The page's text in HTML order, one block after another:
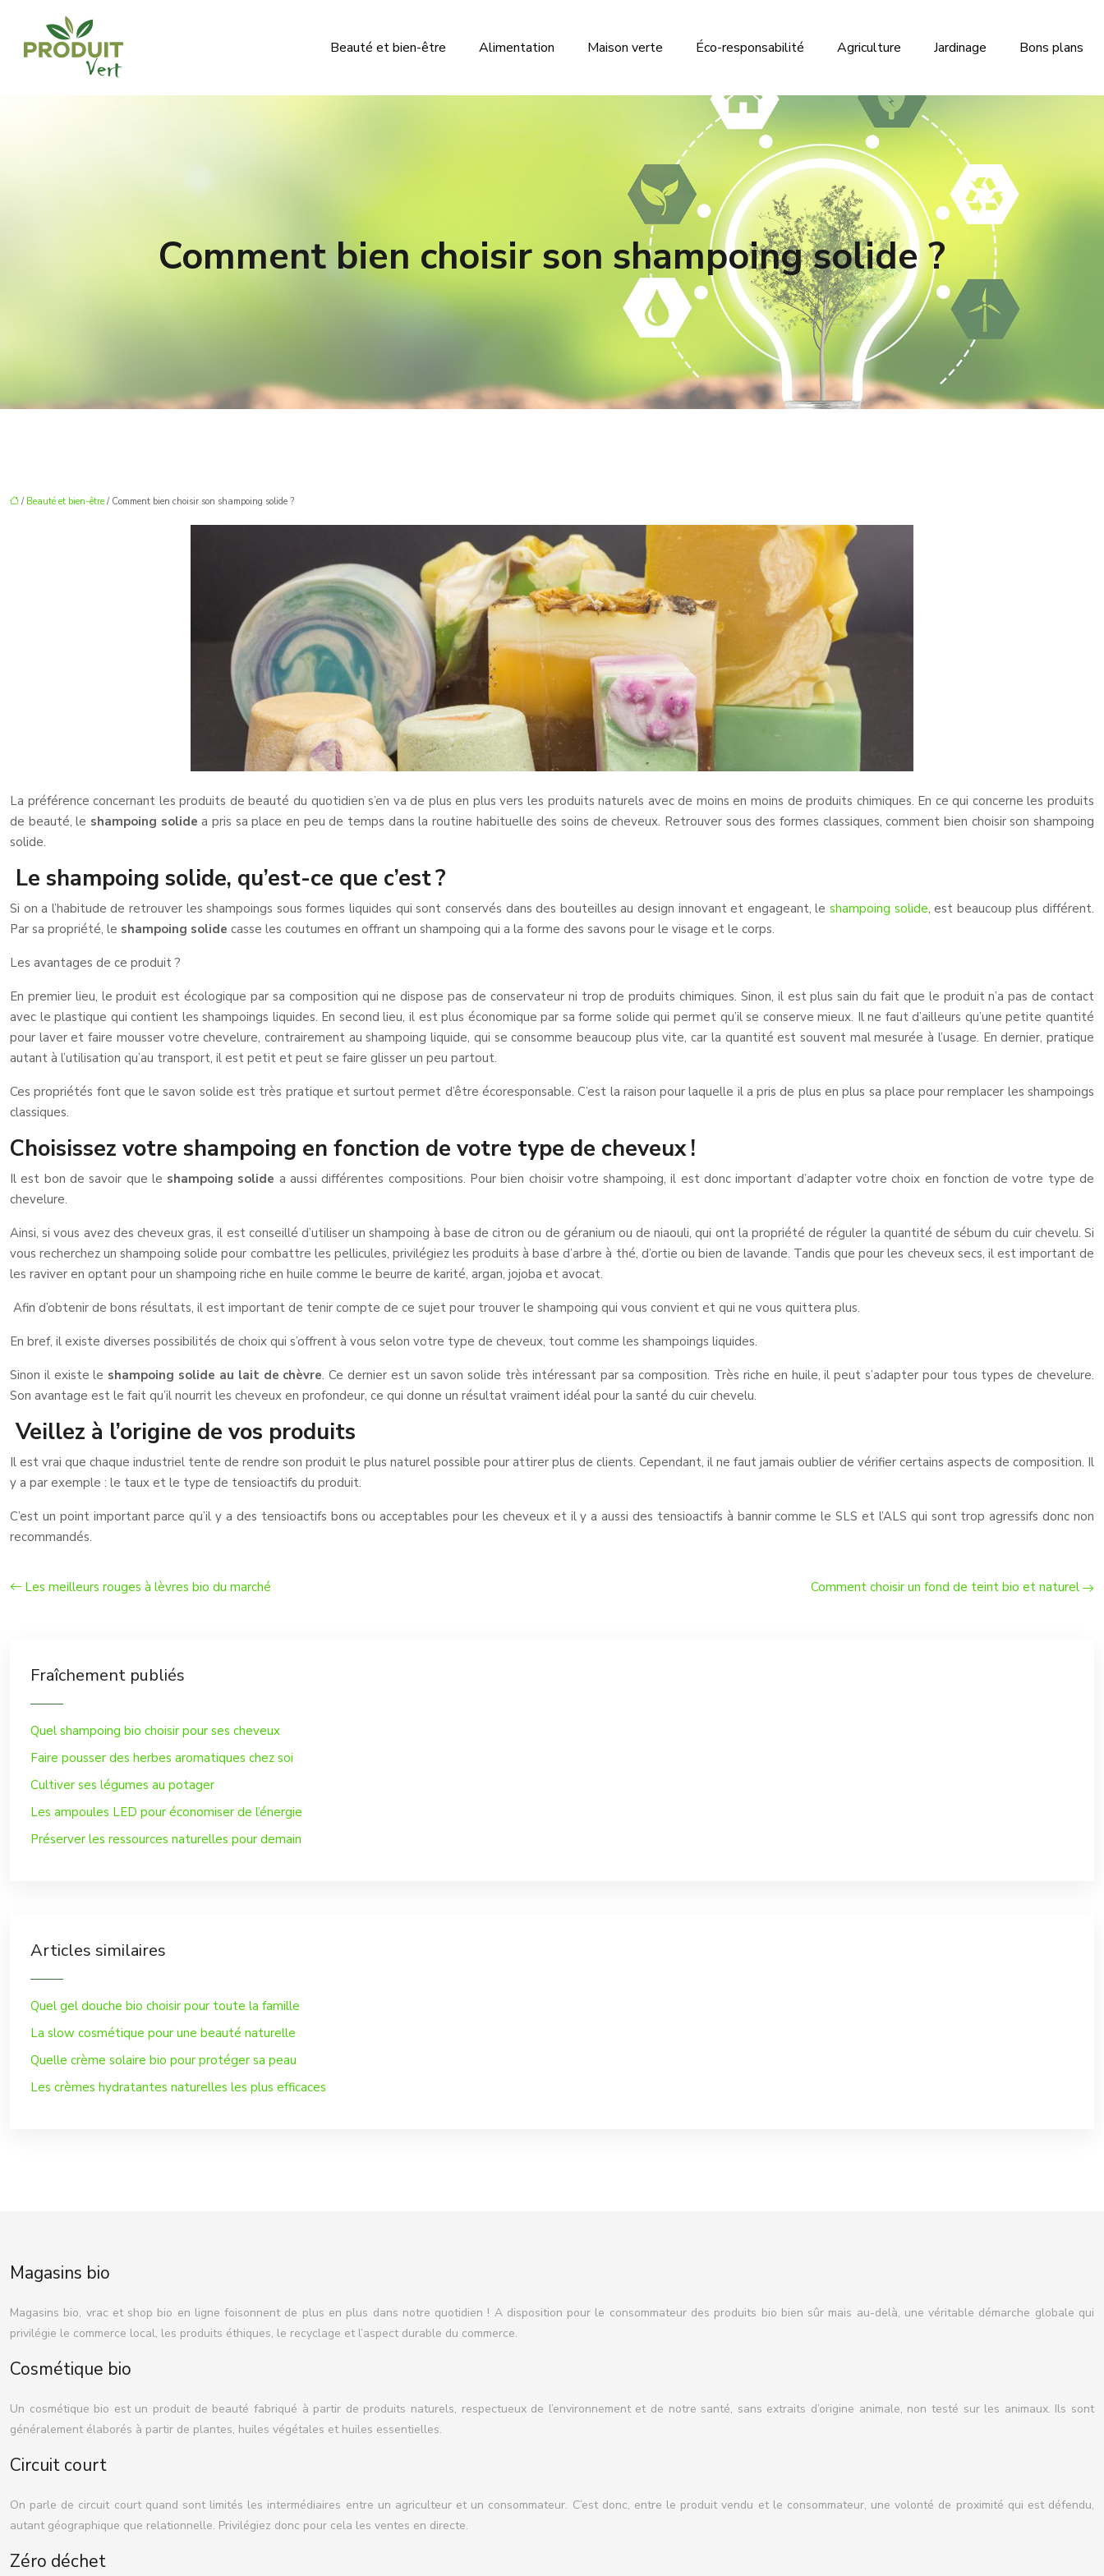
Beauté et bien-être Alimentation Maison verte Éco-responsabilité Agriculture Jardinage Bons plans
Comment bien choisir son shampoing solide ?
/ Beauté et bien-être / Comment bien choisir son shampoing solide ?
La préférence concernant les produits de beauté du quotidien s’en va de plus en plus vers les produits naturels avec de moins en moins de produits chimiques. En ce qui concerne les produits
de beauté, le shampoing solide a pris sa place en peu de temps dans la routine habituelle des soins de cheveux. Retrouver sous des formes classiques, comment bien choisir son shampoing
solide.
Le shampoing solide, qu’est-ce que c’est ?
Si on a l’habitude de retrouver les shampoings sous formes liquides qui sont conservés dans des bouteilles au design innovant et engageant, le shampoing solide, est beaucoup plus différent.
Par sa propriété, le shampoing solide casse les coutumes en offrant un shampoing qui a la forme des savons pour le visage et le corps.
Les avantages de ce produit ?
En premier lieu, le produit est écologique par sa composition qui ne dispose pas de conservateur ni trop de produits chimiques. Sinon, il est plus sain du fait que le produit n’a pas de contact
avec le plastique qui contient les shampoings liquides. En second lieu, il est plus économique par sa forme solide qui permet qu’il se conserve mieux. Il ne faut d’ailleurs qu’une petite quantité
pour laver et faire mousser votre chevelure, contrairement au shampoing liquide, qui se consomme beaucoup plus vite, car la quantité est souvent mal mesurée à l’usage. En dernier, pratique
autant à l’utilisation qu’au transport, il est petit et peut se faire glisser un peu partout.
Ces propriétés font que le savon solide est très pratique et surtout permet d’être écoresponsable. C’est la raison pour laquelle il a pris de plus en plus sa place pour remplacer les shampoings
classiques.
Choisissez votre shampoing en fonction de votre type de cheveux !
Il est bon de savoir que le shampoing solide a aussi différentes compositions. Pour bien choisir votre shampoing, il est donc important d’adapter votre choix en fonction de votre type de
chevelure.
Ainsi, si vous avez des cheveux gras, il est conseillé d’utiliser un shampoing à base de citron ou de géranium ou de niaouli, qui ont la propriété de réguler la quantité de sébum du cuir chevelu. Si
vous recherchez un shampoing solide pour combattre les pellicules, privilégiez les produits à base d’arbre à thé, d’ortie ou bien de lavande. Tandis que pour les cheveux secs, il est important de
les raviver en optant pour un shampoing riche en huile comme le beurre de karité, argan, jojoba et avocat.
Afin d’obtenir de bons résultats, il est important de tenir compte de ce sujet pour trouver le shampoing qui vous convient et qui ne vous quittera plus.
En bref, il existe diverses possibilités de choix qui s’offrent à vous selon votre type de cheveux, tout comme les shampoings liquides.
Sinon il existe le shampoing solide au lait de chèvre. Ce dernier est un savon solide très intéressant par sa composition. Très riche en huile, il peut s’adapter pour tous types de chevelure.
Son avantage est le fait qu’il nourrit les cheveux en profondeur, ce qui donne un résultat vraiment idéal pour la santé du cuir chevelu.
Veillez à l’origine de vos produits
Il est vrai que chaque industriel tente de rendre son produit le plus naturel possible pour attirer plus de clients. Cependant, il ne faut jamais oublier de vérifier certains aspects de composition. Il
y a par exemple : le taux et le type de tensioactifs du produit.
C’est un point important parce qu’il y a des tensioactifs bons ou acceptables pour les cheveux et il y a aussi des tensioactifs à bannir comme le SLS et l’ALS qui sont trop agressifs donc non
recommandés.
Les meilleurs rouges à lèvres bio du marché Comment choisir un fond de teint bio et naturel
Fraîchement publiés
Quel shampoing bio choisir pour ses cheveux
Faire pousser des herbes aromatiques chez soi
Cultiver ses légumes au potager
Les ampoules LED pour économiser de l’énergie
Préserver les ressources naturelles pour demain
Articles similaires
Quel gel douche bio choisir pour toute la famille
La slow cosmétique pour une beauté naturelle
Quelle crème solaire bio pour protéger sa peau
Les crèmes hydratantes naturelles les plus efficaces
Magasins bio
Magasins bio, vrac et shop bio en ligne foisonnent de plus en plus dans notre quotidien ! A disposition pour le consommateur des produits bio bien sûr mais au-delà, une véritable démarche globale qui
privilégie le commerce local, les produits éthiques, le recyclage et l’aspect durable du commerce.
Cosmétique bio
Un cosmétique bio est un produit de beauté fabriqué à partir de produits naturels, respectueux de l’environnement et de notre santé, sans extraits d’origine animale, non testé sur les animaux. Ils sont
généralement élaborés à partir de plantes, huiles végétales et huiles essentielles.
Circuit court
On parle de circuit court quand sont limités les intermédiaires entre un agriculteur et un consommateur. C’est donc, entre le produit vendu et le consommateur, une volonté de proximité qui est défendu,
autant géographique que relationnelle. Privilégiez donc pour cela les ventes en directe.
Zéro déchet